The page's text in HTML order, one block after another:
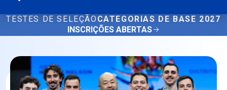
TESTES DE SELEÇÃO CATEGORIAS DE BASE 2027
INSCRIÇÕES ABERTAS